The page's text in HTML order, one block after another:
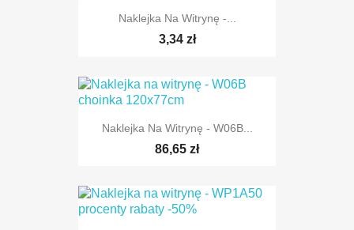
Naklejka Na Witrynę -...
3,34 zł
Naklejka Na Witrynę - W06B...
86,65 zł